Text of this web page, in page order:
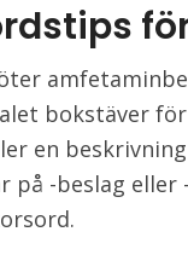
bokstäver
en
på -beslag eller